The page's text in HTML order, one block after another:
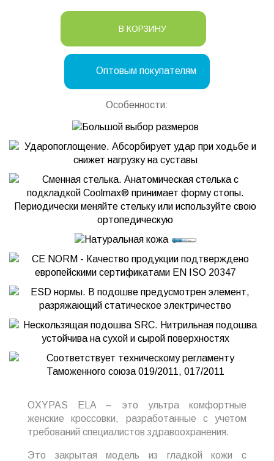
В КОРЗИНУ
Оптовым покупателям
Особенности:
OXYPAS ELA – это ультра комфортные
женские кроссовки, разработанные с учетом
требований специалистов здравоохранения.
Это закрытая модель из гладкой кожи с